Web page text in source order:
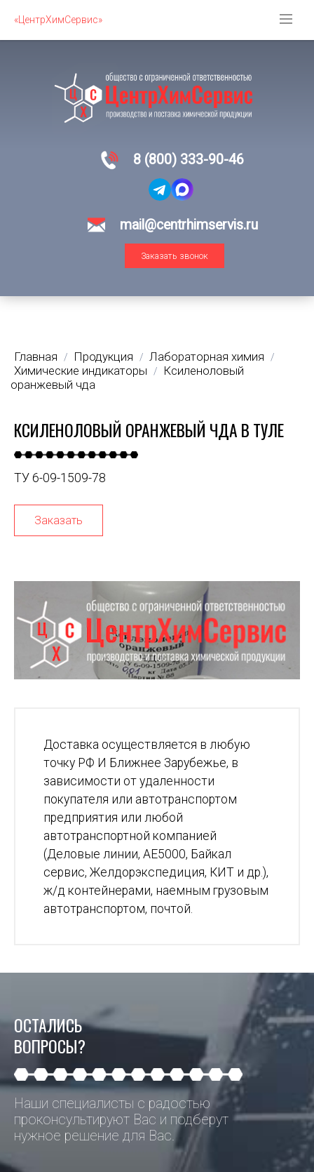
«ЦентрХимСервис»
8 (800) 333-90-46
mail@centrhimservis.ru
Заказать звонок
Главная / Продукция / Лабораторная химия /
Химические индикаторы /
Ксиленоловый
оранжевый чда
КСИЛЕНОЛОВЫЙ ОРАНЖЕВЫЙ ЧДА В ТУЛЕ
ТУ 6-09-1509-78
Заказать
Доставка осуществляется в любую
точку РФ И Ближнее Зарубежье, в
зависимости от удаленности
покупателя или автотранспортом
предприятия или любой
автотранспортной компанией
(Деловые линии, АЕ5000, Байкал
сервис, Желдорэкспедиция, КИТ и др.),
ж/д контейнерами, наемным грузовым
автотранспортом, почтой.
ОСТАЛИСЬ
ВОПРОСЫ?
Наши специалисты с радостью
проконсультируют Вас и подберут
нужное решение для Вас.